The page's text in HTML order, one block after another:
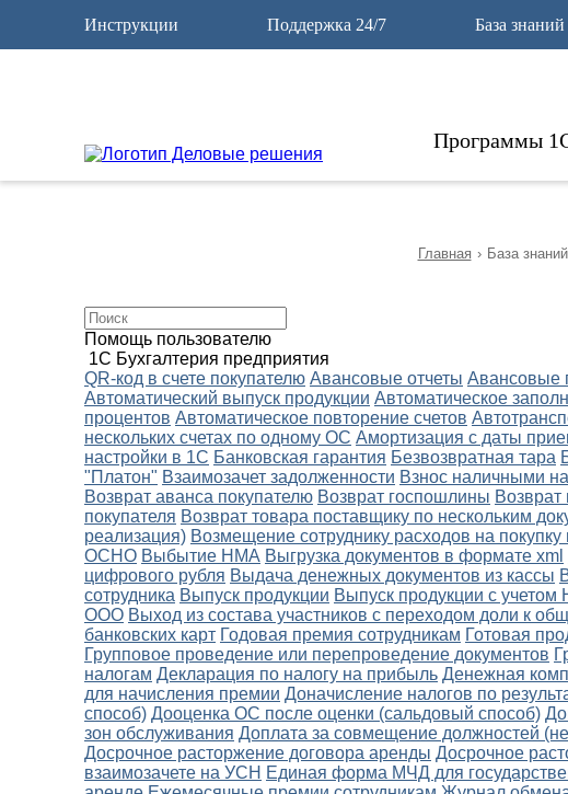
Инструкции Поддержка 24/7 База
Программы
Главная › База
Помощь пользователю
1С Бухгалтерия предприятия
QR-код в счете покупателю Авансовые отчеты Авансовые
Автоматический выпуск продукции Автоматическое
процентов Автоматическое повторение счетов
нескольких счетах по одному ОС Амортизация с даты
настройки в 1С Банковская гарантия Безвозвратная тара
"Платон" Взаимозачет задолженности Взнос наличными
Возврат аванса покупателю Возврат госпошлины
покупателя Возврат товара поставщику по нескольким
реализация) Возмещение сотруднику расходов на
ОСНО Выбытие НМА Выгрузка документов в формате xml
цифрового рубля Выдача денежных документов из кассы
сотрудника Выпуск продукции Выпуск продукции с
ООО Выход из состава участников с переходом доли к
банковских карт Годовая премия сотрудникам Готовая
Групповое проведение или перепроведение документов
налогам Декларация по налогу на прибыль Денежная
для начисления премии Доначисление налогов по
способ) Дооценка ОС после оценки (сальдовый способ)
зон обслуживания Доплата за совмещение должностей
Досрочное расторжение договора аренды Досрочное
взаимозачете на УСН Единая форма МЧД для